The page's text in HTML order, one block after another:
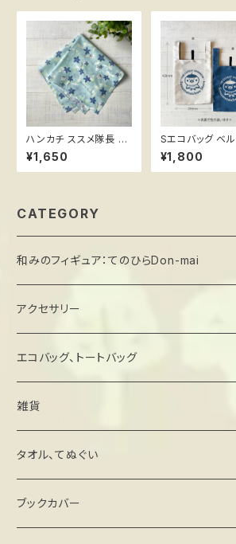
ハンカチ ススメ隊長 ＊
桔梗
¥1,650
Sエコバッグ ベ
Navyマーク ススメ隊
長
¥1,800
CATEGORY
和みのフィギュア：てのひらDon-mai
アクセサリー
エコバッグ、トートバッグ
雑貨
キーホルダー・ストラップ
ミラー
タオル、てぬぐい
ブックカバー